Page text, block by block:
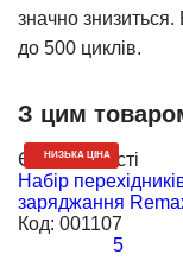
значно
до 500 циклів.
З цим
НИЗЬКА ЦІНА
Є в наявності
Набір
заряджання
Код: 001107
5